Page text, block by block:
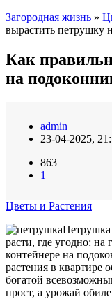
Загородная жизнь »
вырастить петрушку
Как
на
admin
23-04-2025,
863
1
Цветы и Растения
Петрушка
расти, где угодно: на
контейнере на
растения в квартире
богатой
прост, а урожай